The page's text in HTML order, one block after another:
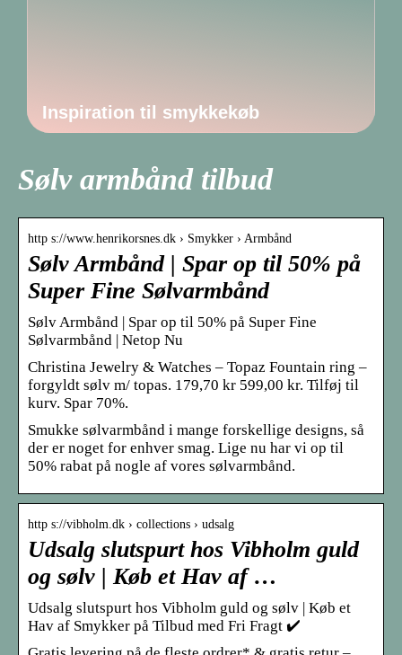
Inspiration til smykkekøb
Sølv armbånd tilbud
http s://www.henrikorsnes.dk › Smykker › Armbånd
Sølv Armbånd | Spar op til 50% på
Super Fine Sølvarmbånd
Sølv Armbånd | Spar op til 50% på Super Fine
Sølvarmbånd | Netop Nu
Christina Jewelry & Watches – Topaz Fountain ring –
forgyldt sølv m/ topas. 179,70 kr 599,00 kr. Tilføj til
kurv. Spar 70%.
Smukke sølvarmbånd i mange forskellige designs, så
der er noget for enhver smag. Lige nu har vi op til
50% rabat på nogle af vores sølvarmbånd.
http s://vibholm.dk › collections › udsalg
Udsalg slutspurt hos Vibholm guld
og sølv | Køb et Hav af …
Udsalg slutspurt hos Vibholm guld og sølv | Køb et
Hav af Smykker på Tilbud med Fri Fragt ✔️